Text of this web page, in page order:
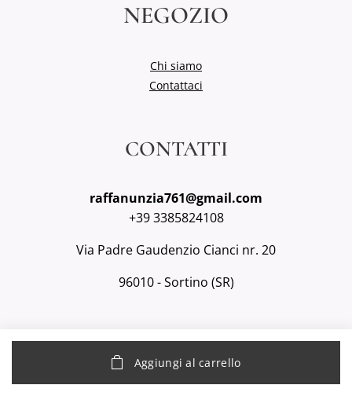
Aggiungi al carrello
NEGOZIO
Chi siamo
Contattaci
CONTATTI
raffanunzia761@gmail.com
+39 3385824108
Via Padre Gaudenzio Cianci nr. 20
96010 - Sortino (SR)